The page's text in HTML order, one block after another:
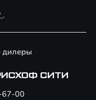
СИТИ
67-00